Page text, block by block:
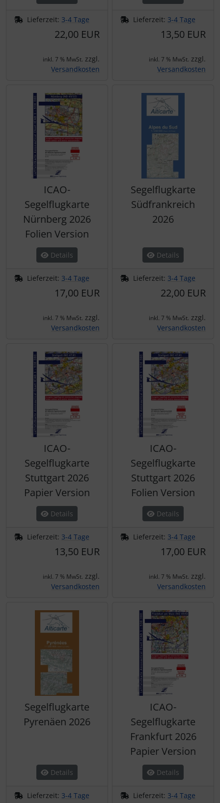
Lieferzeit: 3-4 Tage
22,00 EUR
inkl. 7 % MwSt. zzgl.
Versandkosten
Lieferzeit: 3-4 Tage
13,50 EUR
inkl. 7 % MwSt. zzgl.
Versandkosten
ICAO-
Segelflugkarte
Nürnberg 2026
Folien Version
Details
Lieferzeit: 3-4 Tage
17,00 EUR
inkl. 7 % MwSt. zzgl.
Versandkosten
Segelflugkarte
Südfrankreich
2026
Details
Lieferzeit: 3-4 Tage
22,00 EUR
inkl. 7 % MwSt. zzgl.
Versandkosten
ICAO-
Segelflugkarte
Stuttgart 2026
Papier Version
Details
Lieferzeit: 3-4 Tage
13,50 EUR
inkl. 7 % MwSt. zzgl.
Versandkosten
ICAO-
Segelflugkarte
Stuttgart 2026
Folien Version
Details
Lieferzeit: 3-4 Tage
17,00 EUR
inkl. 7 % MwSt. zzgl.
Versandkosten
Segelflugkarte
Pyrenäen 2026
Details
Lieferzeit: 3-4 Tage
ICAO-
Segelflugkarte
Frankfurt 2026
Papier Version
Details
Lieferzeit: 3-4 Tage